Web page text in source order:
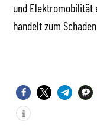
und Elektromobilität
handelt zum